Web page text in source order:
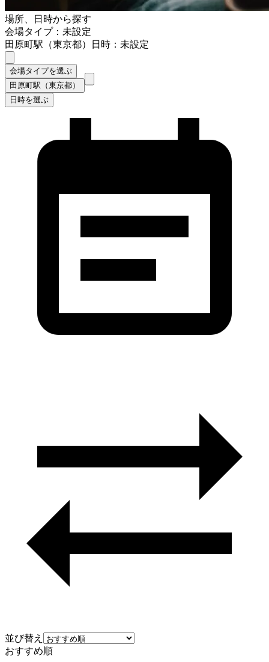
場所、日時から探す
会場タイプ：未設定
田原町駅（東京都）
日時：未設定
会場タイプを選ぶ
田原町駅（東京都）
日時を選ぶ
並び替え
おすすめ順